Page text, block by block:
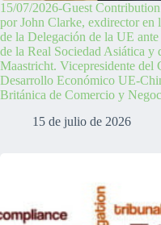
15/07/2026-Guest
por John Clarke, exdirector en
de la Delegación de la UE
de la Real Sociedad Asiática y
Maastricht. Vicepresidente del
Desarrollo Económico UE-
Británica de Comercio y
15 de julio de 2026